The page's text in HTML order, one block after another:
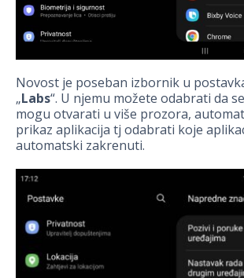
Novost je poseban izbornik u
„Labs“. U njemu možete odabrati da
mogu otvarati u više prozora,
prikaz aplikacija tj odabrati koje
automatski zakrenuti.